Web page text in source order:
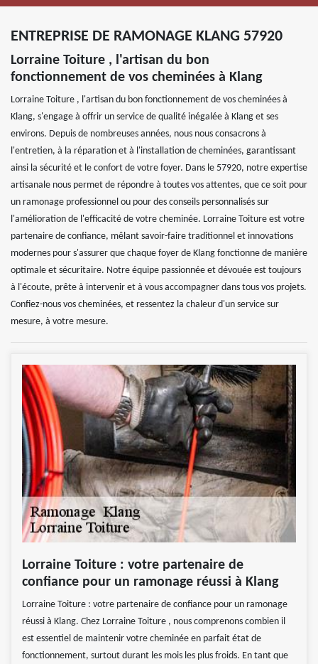
ENTREPRISE DE RAMONAGE KLANG 57920
Lorraine Toiture , l'artisan du bon
fonctionnement de vos cheminées à Klang
Lorraine Toiture , l'artisan du bon fonctionnement de vos cheminées à
Klang, s'engage à offrir un service de qualité inégalée à Klang et ses
environs. Depuis de nombreuses années, nous nous consacrons à
l'entretien, à la réparation et à l'installation de cheminées, garantissant
ainsi la sécurité et le confort de votre foyer. Dans le 57920, notre expertise
artisanale nous permet de répondre à toutes vos attentes, que ce soit pour
un ramonage professionnel ou pour des conseils personnalisés sur
l'amélioration de l'efficacité de votre cheminée. Lorraine Toiture est votre
partenaire de confiance, mêlant savoir-faire traditionnel et innovations
modernes pour s'assurer que chaque foyer de Klang fonctionne de manière
optimale et sécuritaire. Notre équipe passionnée et dévouée est toujours
à l'écoute, prête à intervenir et à vous accompagner dans tous vos projets.
Confiez-nous vos cheminées, et ressentez la chaleur d'un service sur
mesure, à votre mesure.
Lorraine Toiture : votre partenaire de
confiance pour un ramonage réussi à Klang
Lorraine Toiture : votre partenaire de confiance pour un ramonage
réussi à Klang. Chez Lorraine Toiture , nous comprenons combien il
est essentiel de maintenir votre cheminée en parfait état de
fonctionnement, surtout durant les mois les plus froids. En tant que